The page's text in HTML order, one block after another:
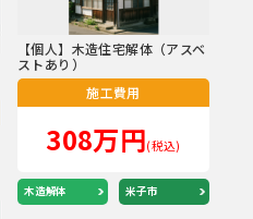
【個人】木造住宅解体（アスベ
ストあり）
施工費用
308万円(税込)
木造解体 米子市